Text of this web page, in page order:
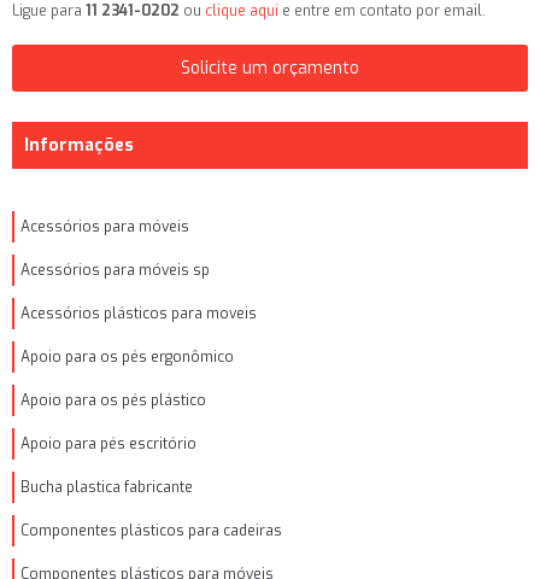
Ligue para 11 2341-0202 ou clique aqui e entre em contato por email.
Solicite um orçamento
Informações
Acessórios para móveis
Acessórios para móveis sp
Acessórios plásticos para moveis
Apoio para os pés ergonômico
Apoio para os pés plástico
Apoio para pés escritório
Bucha plastica fabricante
Componentes plásticos para cadeiras
Componentes plásticos para móveis